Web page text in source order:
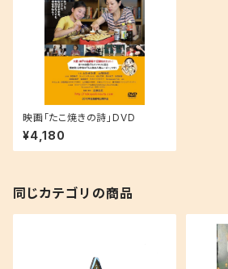
映画「たこ焼きの詩」DVD
¥4,180
同じカテゴリの商品